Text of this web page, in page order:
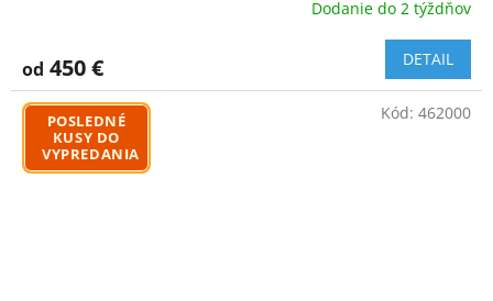
Dodanie do 2 týždňov
od 450 € DETAIL
POSLEDNÉ
KUSY DO
VYPREDANIA
Kód: 462000